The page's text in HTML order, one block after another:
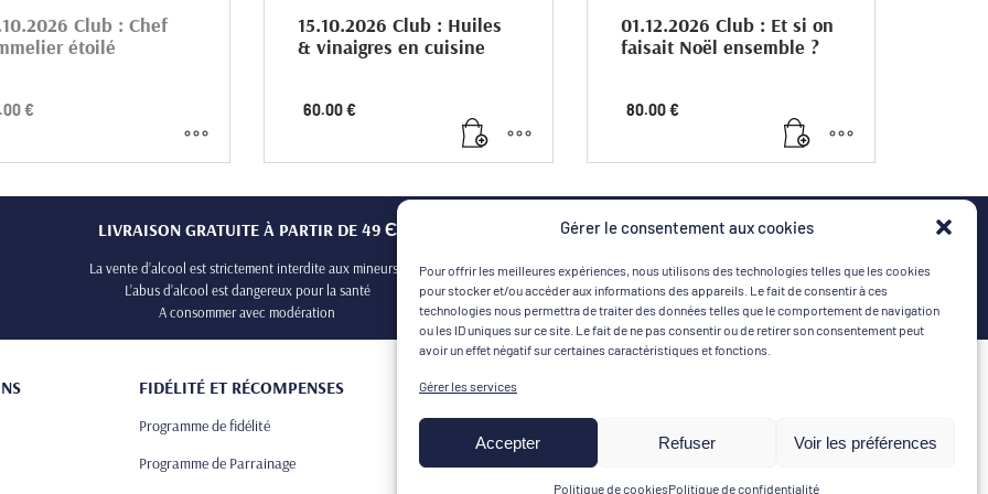
Gérer le consentement aux cookies
Pour offrir les meilleures expériences, nous utilisons des technologies telles que les cookies
pour stocker et/ou accéder aux informations des appareils. Le fait de consentir à ces
technologies nous permettra de traiter des données telles que le comportement de navigation
ou les ID uniques sur ce site. Le fait de ne pas consentir ou de retirer son consentement peut
avoir un effet négatif sur certaines caractéristiques et fonctions.
Gérer les services
Accepter Refuser Voir les préférences
Politique de cookiesPolitique de confidentialité
Club : Chef
étoilé
faire d’un expert au service de
2026 / 19h – 21h
: Boutique Taste Gourmet (183 Quai
1er, 83700 Saint-Raphaël)
€
15.10.2026 Club : Huiles
& vinaigres en cuisine
Quelques gouttes suffisent pour
15 octobre 2026 / 19h – 21h
Lieu : Boutique Taste Gourmet (183 Quai
Albert 1er, 83700 Saint-Raphaël)
(1 place = 1 personne)
Événement non annulable, non
60.00€
01.12.2026 Club : Et si on
faisait Noël ensemble ?
Le Père Noël a déjà réservé sa place…et
01 décembre 2026 / 19h – 21h
(1 place = 1 personne)
Événement non annulable, non
80.00€
LIVRAISON GRATUITE À PARTIR DE 49 Є
La vente d’alcool est strictement interdite aux mineurs !
L’abus d’alcool est dangereux pour la santé
A consommer avec modération
FIDÉLITÉ ET RÉCOMPENSES
Programme de fidélité
Programme de Parrainage
MON COMPTE
Connexion | Créer un compte
Mes commandes